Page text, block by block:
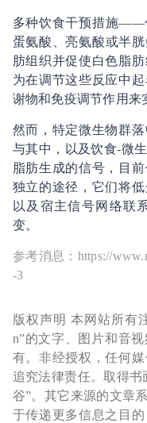
多种饮食干预措施——
蛋氨酸、亮氨酸或半
肪组织并促使白色脂
为在调节这些反应中
谢物和免疫调节作用来
然而，特定微生物群
与其中，以及饮食-微
脂肪生成的信号，目
独立的途径，它们将
以及宿主信号网络联
变。
参考消息：https://
-3
版权声明 本网站所有
n”的文字、图片和音
有。非经授权，任何
追究法律责任。取得书
谷”。其它来源的文章
于传递更多信息之目